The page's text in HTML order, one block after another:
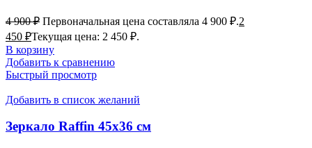
4 900₽ Первоначальная цена составляла 4 900 ₽.2
450 ₽Текущая цена: 2 450 ₽.
В корзину
Добавить к сравнению
Быстрый просмотр
Добавить в список желаний
Зеркало Raffin 45х36 см